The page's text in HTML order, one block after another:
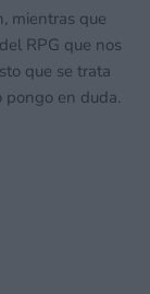
mientras que
RPG que nos
que se trata
pongo en duda.